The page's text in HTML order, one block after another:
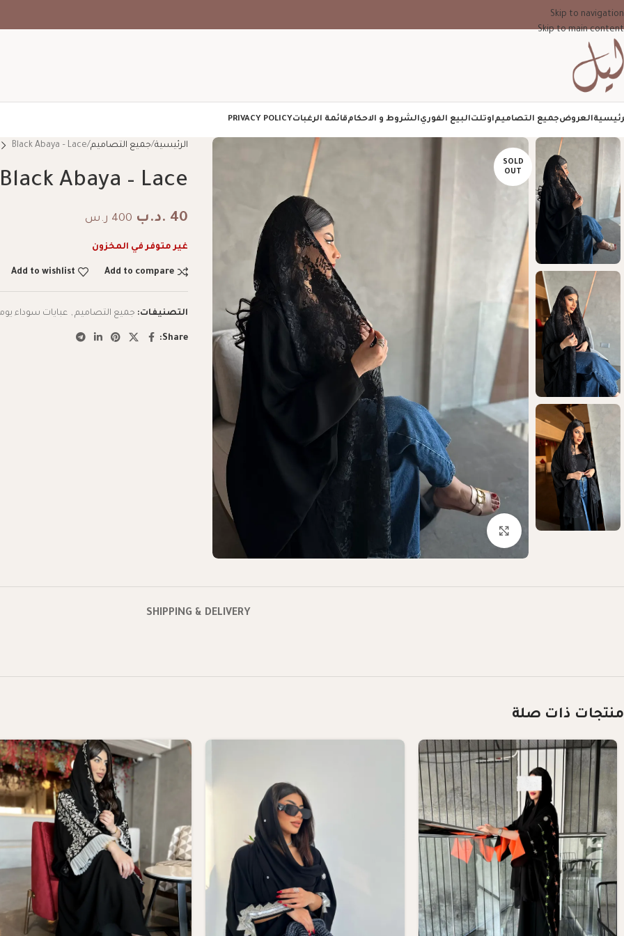
Skip to navigation
Skip to main content
العروضجميع التصاميماوتلتالبيع الفوريالشروط و الاحكامقائمة الرغباتPRIVACY POLICY
SOLD
OUT
Click to enlarge
الرئيسية جميع التصاميم Black Abaya – Lace
Black Abaya – Lace
40 .د.ب 400 ر.س
غير متوفر في المخزون
Add to compare
Add to wishlist
التصنيفات: جميع التصاميم , عبايات سوداء
Share:
SHIPPING & DELIVERY
منتجات ذات صلة